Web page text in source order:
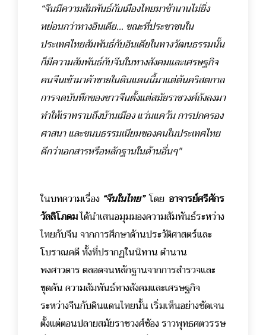
“จีนมีความสัมพันธ์กับเมืองไทยมาช้านานไม่ยิ่ง
หย่อนกว่าทางอินเดีย… ขณะที่ประชาชนใน
ประเทศไทยสัมพันธ์กับอินเดียในทางวัฒนธรรมนั้น
ก็มีความสัมพันธ์กับจีนในทางสังคมและเศรษฐกิจ
คนจีนเข้ามาค้าขายในดินแดนนี้มาแต่ต้นคริสตกาล
การจดบันทึกของชาวจีนตั้งแต่สมัยราชวงศ์ถังลงมา
ทำให้เราทราบถึงบ้านเมือง แว่นแคว้น การปกครอง
ศาสนา และขนบธรรมเนียมของคนในประเทศไทย
ดีกว่าเอกสารหรือหลักฐานในด้านอื่นๆ"
ในบทความเรื่อง “จีนในไทย”โดย อาจารย์ศรีศักร
วัลลิโภดมได้นำเสนอมุมมองความสัมพันธ์ระหว่าง
ไทยกับจีน จากการศึกษาด้านประวัติศาสตร์และ
โบราณคดี ทั้งที่ปรากฏในนิทาน ตำนาน
พงศาวดาร ตลอดจนหลักฐานจากการสำรวจและ
ขุดค้นความสัมพันธ์ทางสังคมและเศรษฐกิจ
ระหว่างจีนกับดินแดนไทยนั้น เริ่มเห็นอย่างชัดเจน
ตั้งแต่ตอนปลายสมัยราชวงศ์ซ้อง ราวพุทธศตวรรษ